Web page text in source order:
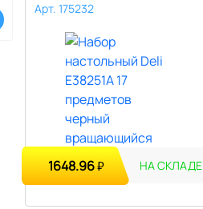
Арт. 175232
1648.96₽ НА СКЛАДЕ